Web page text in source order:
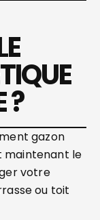
?
gazon
maintenant le
votre
ou toit